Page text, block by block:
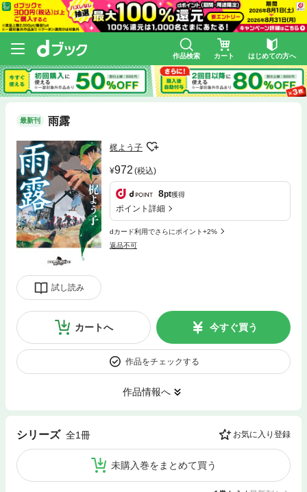
作品検索 カート はじめての方へ
最新刊 雨露
試し読み
梶よう子
972 (税込)
8pt獲得
ポイント詳細
dカード利用でさらにポイント+2%
返品不可
カートへ 今すぐ買う
作品をチェックする
作品情報へ
シリーズ 全1冊 お気に入り登録
未購入巻をまとめて買う